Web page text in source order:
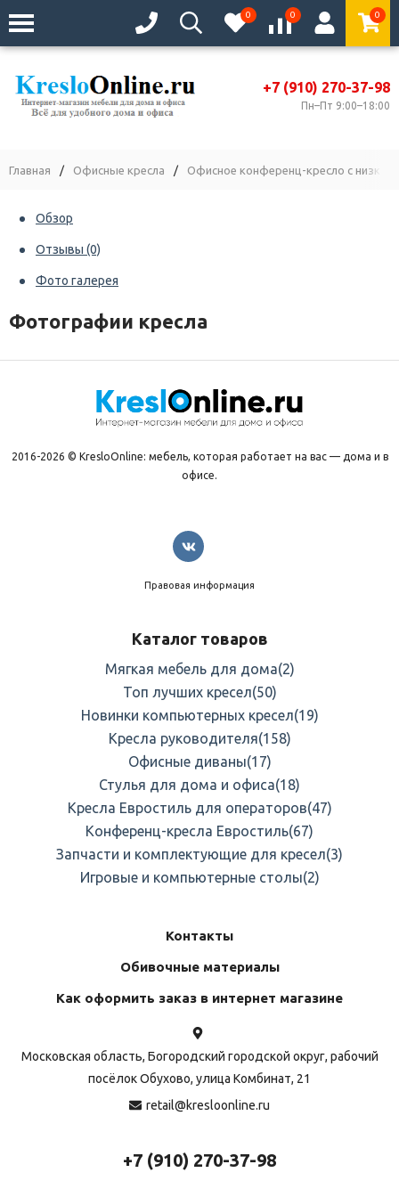
0 0 0
+7 (910) 270-37-98
Пн–Пт 9:00–18:00
Главная / Офисные кресла / Офисное конференц-кресло с
Обзор
Отзывы (0)
Фото галерея
Фотографии кресла
2016-2026 © KresloOnline: мебель, которая работает на вас — дома и в
офисе.
Правовая информация
Каталог товаров
Мягкая мебель для дома(2)
Топ лучших кресел(50)
Новинки компьютерных кресел(19)
Кресла руководителя(158)
Офисные диваны(17)
Стулья для дома и офиса(18)
Кресла Евростиль для операторов(47)
Конференц-кресла Евростиль(67)
Запчасти и комплектующие для кресел(3)
Игровые и компьютерные столы(2)
Контакты
Обивочные материалы
Как оформить заказ в интернет магазине
Московская область, Богородский городской округ, рабочий
посёлок Обухово, улица Комбинат, 21
retail@kresloonline.ru
+7 (910) 270-37-98